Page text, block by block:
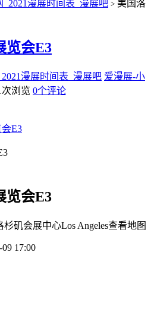
漫展时间表_漫展吧 > 美国洛
览会E3
漫展时间表_漫展吧 爱漫展-小
次浏览 0个评论
E3
览会E3
矶会展中心Los Angeles查看地图
09 17:00